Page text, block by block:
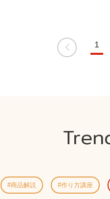
1
商品解説 作り方講座